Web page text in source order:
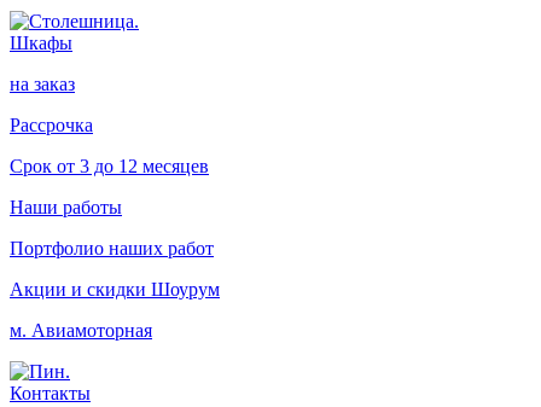
Шкафы
на заказ
Рассрочка
Срок от 3 до 12 месяцев
Наши работы
Портфолио наших работ
Акции и скидки Шоурум
м. Авиамоторная
Контакты